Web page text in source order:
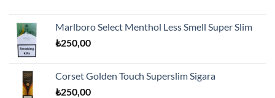
Marlboro Select Menthol Less Smell Super Slim
₺250,00
Corset Golden Touch Superslim Sigara
₺250,00